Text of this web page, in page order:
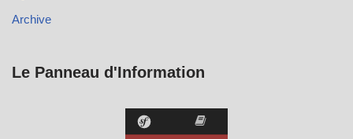
Archive
Le Panneau d'Information